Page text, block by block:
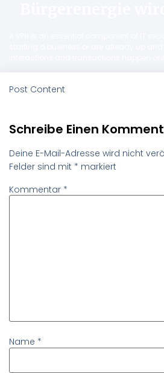
Post Content
Schreibe Einen
Deine E-Mail-Adresse wird nicht
Felder sind mit * markiert
Kommentar *
Name *